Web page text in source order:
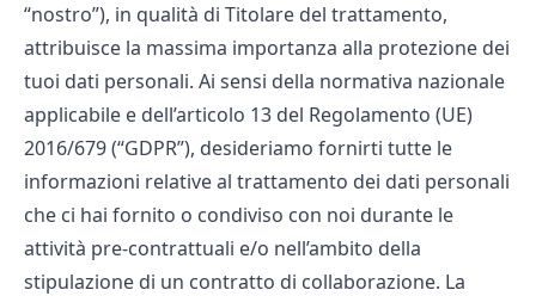
“nostro”), in qualità di Titolare del trattamento,
attribuisce la massima importanza alla protezione dei
tuoi dati personali. Ai sensi della normativa nazionale
applicabile e dell’articolo 13 del Regolamento (UE)
2016/679 (“GDPR”), desideriamo fornirti tutte le
informazioni relative al trattamento dei dati personali
che ci hai fornito o condiviso con noi durante le
attività pre-contrattuali e/o nell’ambito della
stipulazione di un contratto di collaborazione. La